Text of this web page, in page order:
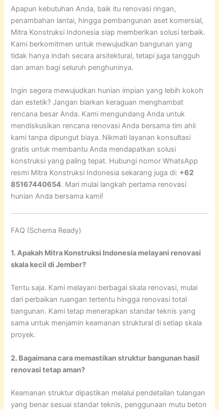
Apapun kebutuhan Anda, baik itu renovasi ringan,
penambahan lantai, hingga pembangunan aset komersial,
Mitra Konstruksi Indonesia siap memberikan solusi terbaik.
Kami berkomitmen untuk mewujudkan bangunan yang
tidak hanya indah secara arsitektural, tetapi juga tangguh
dan aman bagi seluruh penghuninya.
Ingin segera mewujudkan hunian impian yang lebih kokoh
dan estetik? Jangan biarkan keraguan menghambat
rencana besar Anda. Kami mengundang Anda untuk
mendiskusikan rencana renovasi Anda bersama tim ahli
kami tanpa dipungut biaya. Nikmati layanan konsultasi
gratis untuk membantu Anda mendapatkan solusi
konstruksi yang paling tepat. Hubungi nomor WhatsApp
resmi Mitra Konstruksi Indonesia sekarang juga di: +62
85167440654. Mari mulai langkah pertama renovasi
hunian Anda bersama kami!
FAQ (Schema Ready)
1. Apakah Mitra Konstruksi Indonesia melayani renovasi
skala kecil di Jember?
Tentu saja. Kami melayani berbagai skala renovasi, mulai
dari perbaikan ruangan tertentu hingga renovasi total
bangunan. Kami tetap menerapkan standar teknis yang
sama untuk menjamin keamanan struktural di setiap skala
proyek.
2. Bagaimana cara memastikan struktur bangunan hasil
renovasi tetap aman?
Keamanan struktur dipastikan melalui pendetailan tulangan
yang benar sesuai standar teknis, penggunaan mutu beton